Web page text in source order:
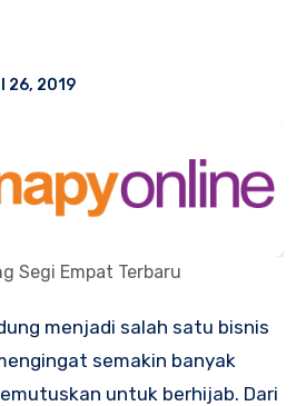
26, 2019
Segi Empat Terbaru
semakin banyak
untuk berhijab. Dari